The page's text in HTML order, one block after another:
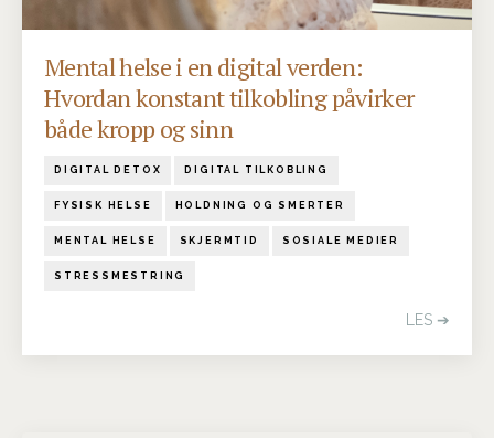
Mental helse i en digital verden:
Hvordan konstant tilkobling påvirker
både kropp og sinn
DIGITAL DETOX DIGITAL TILKOBLING
FYSISK HELSE HOLDNING OG SMERTER
MENTAL HELSE SKJERMTID SOSIALE MEDIER
STRESSMESTRING
LES ➔